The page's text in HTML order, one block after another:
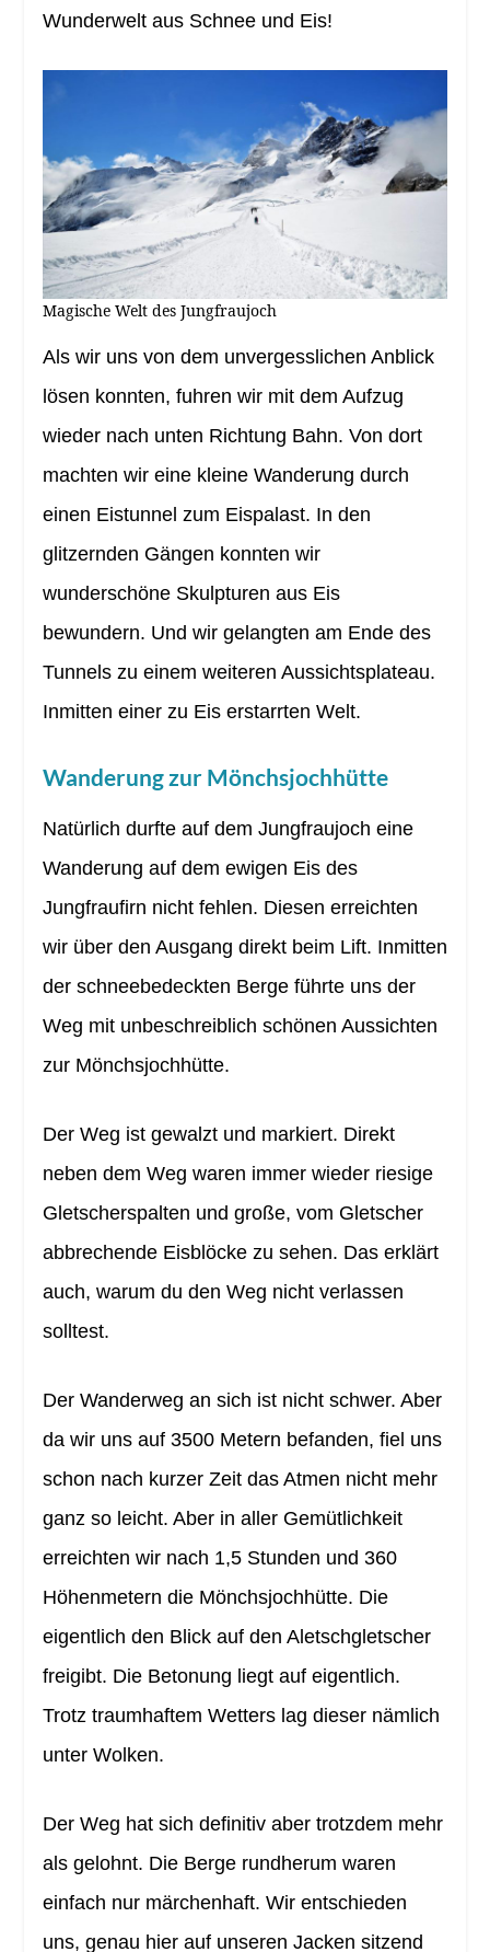
Wunderwelt aus Schnee und Eis!
Magische Welt des Jungfraujoch
Als wir uns von dem unvergesslichen Anblick
lösen konnten, fuhren wir mit dem Aufzug
wieder nach unten Richtung Bahn. Von dort
machten wir eine kleine Wanderung durch
einen Eistunnel zum Eispalast. In den
glitzernden Gängen konnten wir
wunderschöne Skulpturen aus Eis
bewundern. Und wir gelangten am Ende des
Tunnels zu einem weiteren Aussichtsplateau.
Inmitten einer zu Eis erstarrten Welt.
Wanderung zur Mönchsjochhütte
Natürlich durfte auf dem Jungfraujoch eine
Wanderung auf dem ewigen Eis des
Jungfraufirn nicht fehlen. Diesen erreichten
wir über den Ausgang direkt beim Lift. Inmitten
der schneebedeckten Berge führte uns der
Weg mit unbeschreiblich schönen Aussichten
zur Mönchsjochhütte.
Der Weg ist gewalzt und markiert. Direkt
neben dem Weg waren immer wieder riesige
Gletscherspalten und große, vom Gletscher
abbrechende Eisblöcke zu sehen. Das erklärt
auch, warum du den Weg nicht verlassen
solltest.
Der Wanderweg an sich ist nicht schwer. Aber
da wir uns auf 3500 Metern befanden, fiel uns
schon nach kurzer Zeit das Atmen nicht mehr
ganz so leicht. Aber in aller Gemütlichkeit
erreichten wir nach 1,5 Stunden und 360
Höhenmetern die Mönchsjochhütte. Die
eigentlich den Blick auf den Aletschgletscher
freigibt. Die Betonung liegt auf eigentlich.
Trotz traumhaftem Wetters lag dieser nämlich
unter Wolken.
Der Weg hat sich definitiv aber trotzdem mehr
als gelohnt. Die Berge rundherum waren
einfach nur märchenhaft. Wir entschieden
uns, genau hier auf unseren Jacken sitzend